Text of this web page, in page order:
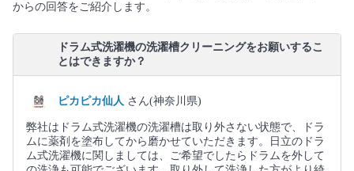
からの回答をご紹介します。
ドラム式洗濯機の洗濯槽クリーニングをお願いするこ
とはできますか？
ピカピカ仙人 さん(神奈川県)
弊社はドラム式洗濯機の洗濯槽は取り外さない状態で、ドラ
ムに薬剤を塗布してから磨かせていただきます。日立のドラ
ム式洗濯機に関しましては、ご希望でしたらドラムを外して